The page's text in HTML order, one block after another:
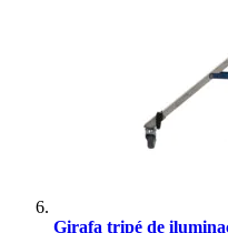
Girafa tripé de